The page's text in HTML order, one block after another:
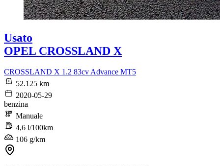
Usato
OPEL CROSSLAND X
CROSSLAND X 1.2 83cv Advance MT5
52.125 km
2020-05-29
benzina
Manuale
4,6 l/100km
106 g/km